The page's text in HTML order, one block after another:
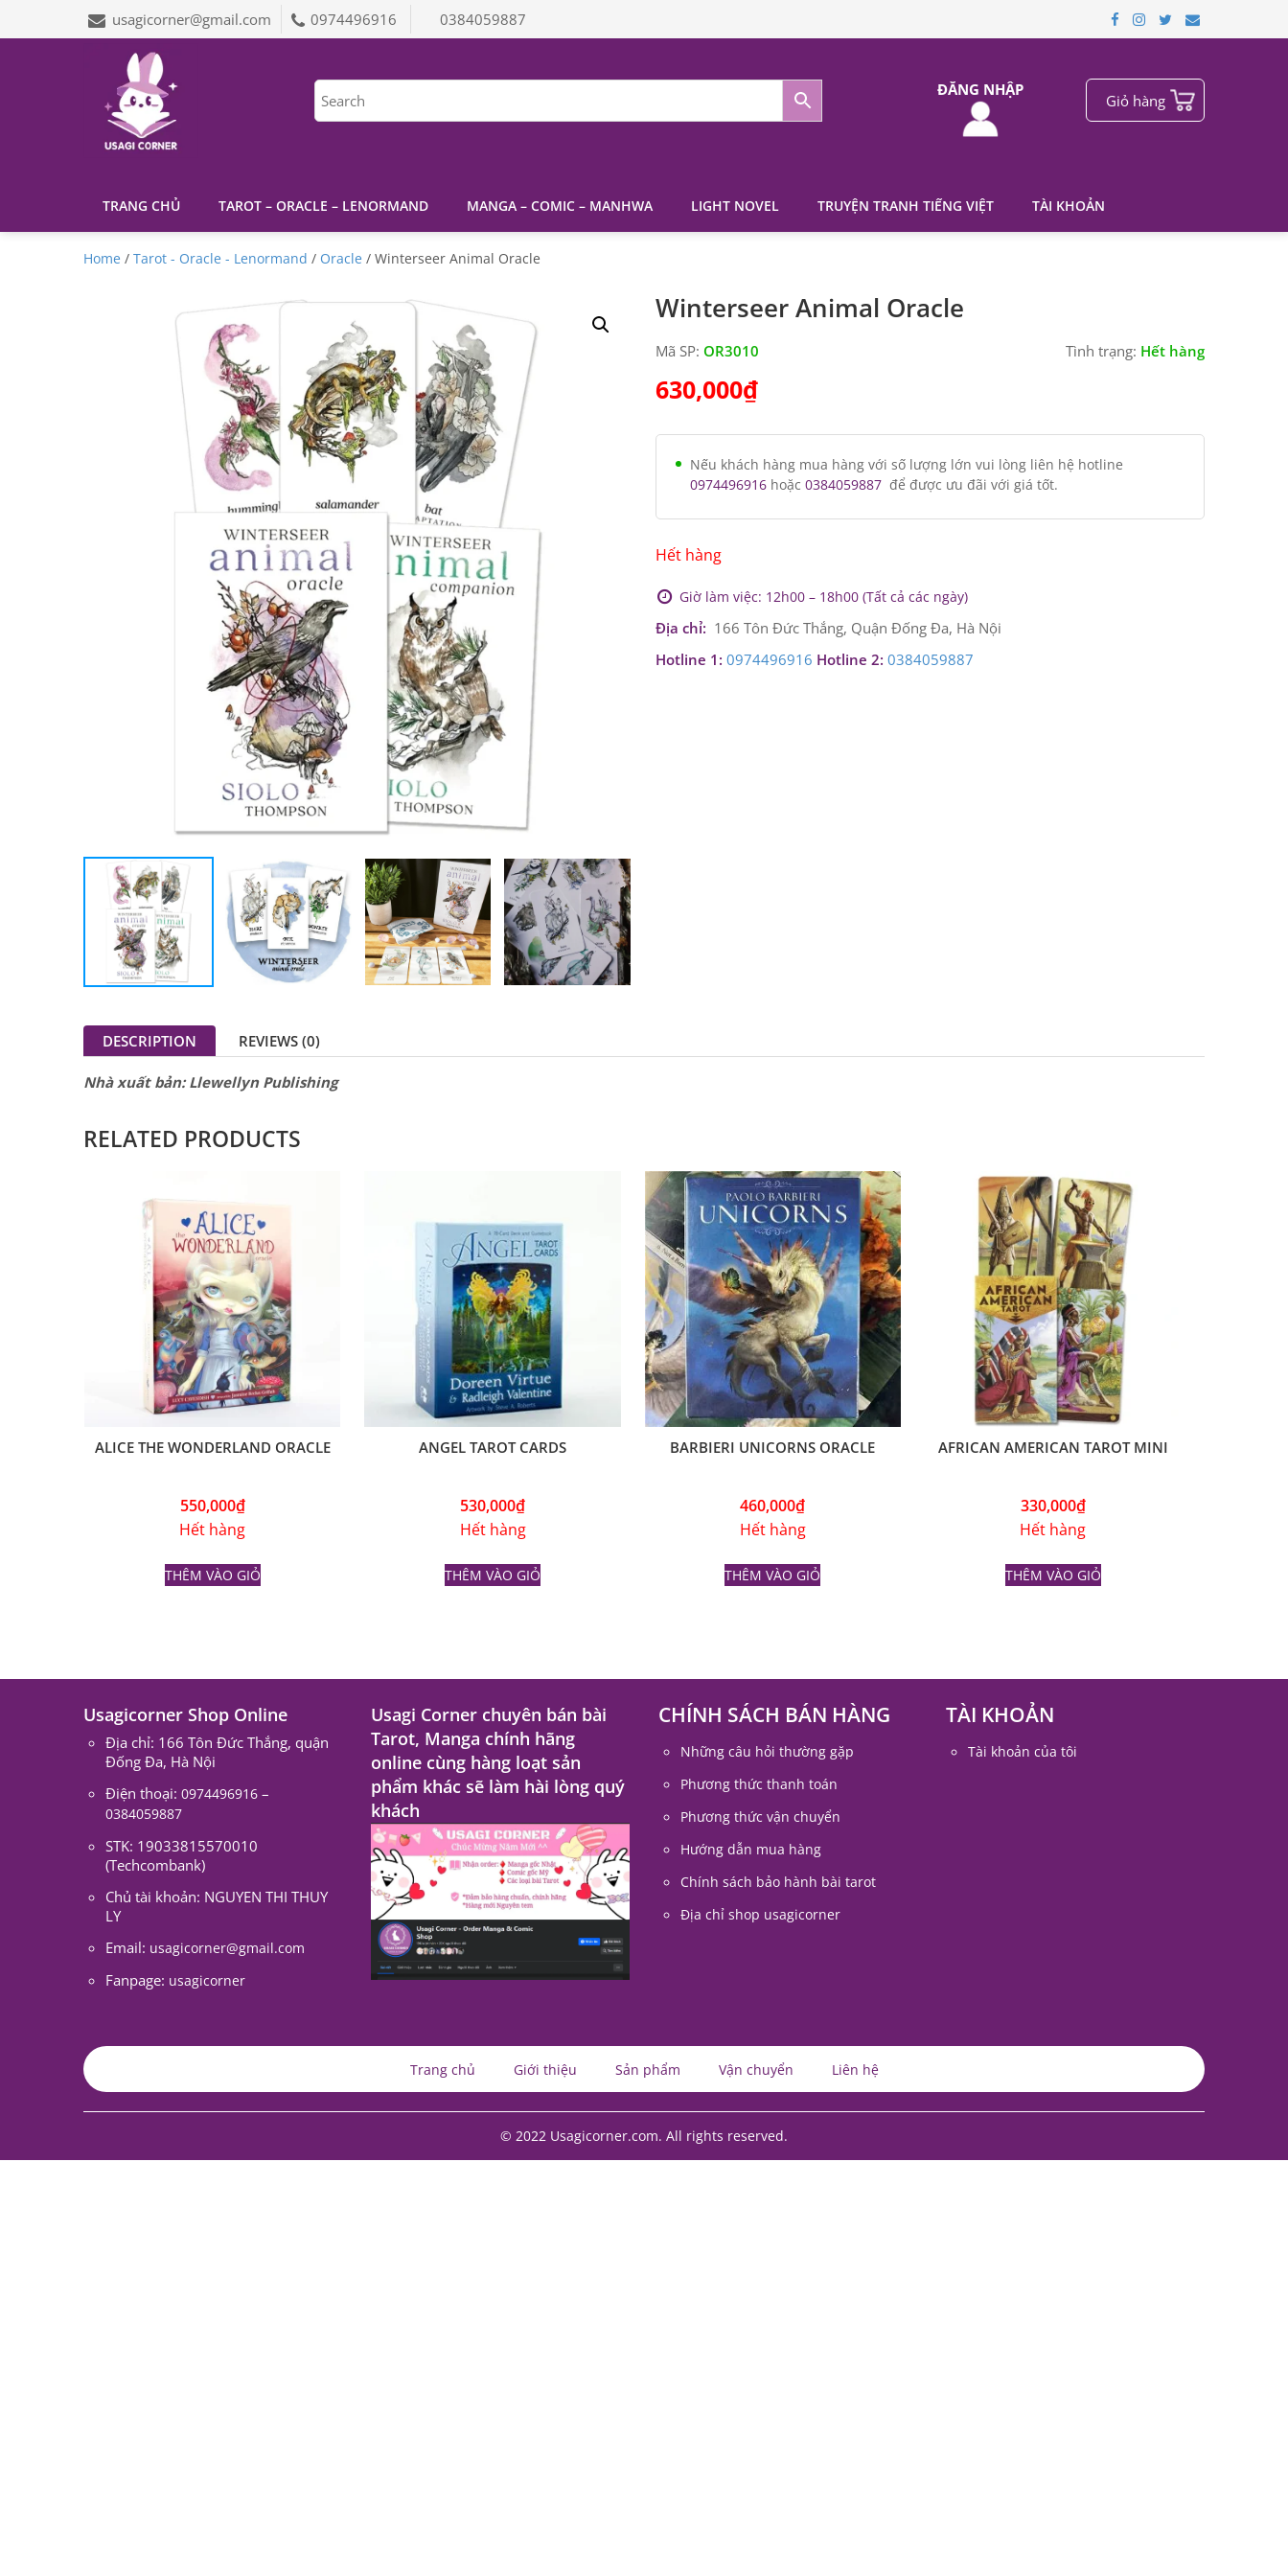
usagicorner@gmail.com 0974496916 0384059887
Giỏ hàng
ĐĂNG NHẬP
TRANG CHỦ TAROT – ORACLE – LENORMAND MANGA – COMIC – MANHWA LIGHT NOVEL TRUYỆN TRANH TIẾNG VIỆT TÀI KHOẢN
Home / Tarot - Oracle - Lenormand / Oracle / Winterseer Animal Oracle
Winterseer Animal Oracle
Mã SP: OR3010 Tình trạng: Hết hàng
630,000₫
Nếu khách hàng mua hàng với số lượng lớn vui lòng liên hệ hotline
0974496916hoặc 0384059887để được ưu đãi với giá tốt.
Hết hàng
Giờ làm việc: 12h00 – 18h00 (Tất cả các ngày)
Địa chỉ: 166 Tôn Đức Thắng, Quận Đống Đa, Hà Nội
Hotline 1: 0974496916 Hotline 2: 0384059887
DESCRIPTION REVIEWS (0)
Nhà xuất bản: Llewellyn Publishing
RELATED PRODUCTS
ALICE THE WONDERLAND ORACLE
550,000₫
Hết hàng
THÊM VÀO GIỎ
ANGEL TAROT CARDS
530,000₫
Hết hàng
THÊM VÀO GIỎ
BARBIERI UNICORNS ORACLE
460,000₫
Hết hàng
THÊM VÀO GIỎ
AFRICAN AMERICAN TAROT MINI
330,000₫
Hết hàng
THÊM VÀO GIỎ
Usagicorner Shop Online
Địa chỉ: 166 Tôn Đức Thắng, quận
Đống Đa, Hà Nội
Điện thoại: 0974496916 –
0384059887
STK: 19033815570010
(Techcombank)
Chủ tài khoản: NGUYEN THI THUY
LY
Email: usagicorner@gmail.com
Fanpage: usagicorner
Usagi Corner chuyên bán bài
Tarot, Manga chính hãng
online cùng hàng loạt sản
phẩm khác sẽ làm hài lòng quý
khách
CHÍNH SÁCH BÁN HÀNG
Những câu hỏi thường gặp
Phương thức thanh toán
Phương thức vận chuyển
Hướng dẫn mua hàng
Chính sách bảo hành bài tarot
Địa chỉ shop usagicorner
TÀI KHOẢN
Tài khoản của tôi
Trang chủ Giới thiệu Sản phẩm Vận chuyển Liên hệ
© 2022 Usagicorner.com. All rights reserved.